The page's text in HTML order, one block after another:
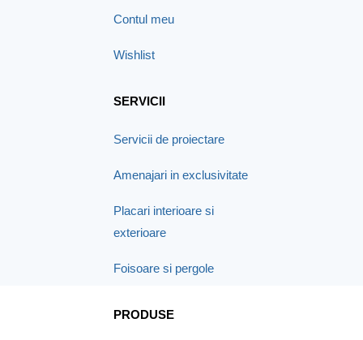
Contul meu
Wishlist
SERVICII
Servicii de proiectare
Amenajari in exclusivitate
Placari interioare si
exterioare
Foisoare si pergole
PRODUSE